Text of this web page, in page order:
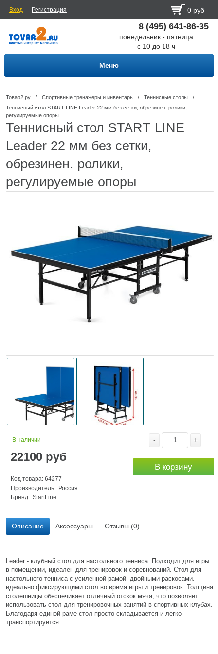
Вход Регистрация 0 руб
8 (495) 641-86-35
понедельник - пятница
с 10 до 18 ч
Меню
Товар2.ру / Спортивные тренажеры и инвентарь / Теннисные столы
/
Теннисный стол START LINE Leader 22 мм без сетки, обрезинен. ролики,
регулируемые опоры
Теннисный стол START LINE
Leader 22 мм без сетки,
обрезинен. ролики,
регулируемые опоры
В наличии
22100 руб
Код товара: 64277
Производитель: Россия
Бренд: StartLine
- +
В корзину
Описание Аксессуары Отзывы (0)
Leader - клубный стол для настольного тенниса. Подходит для игры
в помещении, идеален для тренировок и соревнований. Стол для
настольного тенниса с усиленной рамой, двойными раскосами,
идеально фиксирующими стол во время игры и тренировок. Толщина
столешницы обеспечивает отличный отскок мяча, что позволяет
использовать стол для тренировочных занятий в спортивных клубах.
Благодаря единой раме стол просто складывается и легко
транспортируется.